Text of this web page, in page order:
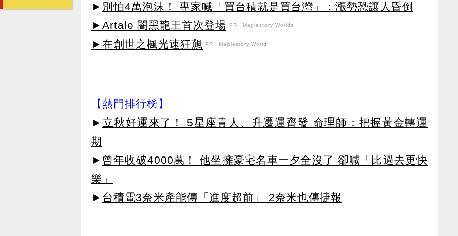
► 別怕4萬泡沫！ 專家喊「買台積就是買台灣」：漲勢恐讓人昏倒
►Artale 闇黑龍王首次登場
PR・Maplestory Worlds
►在創世之楓光速狂飆 PR・Maplestory World
【熱門排行榜】
► 立秋好運來了！ 5星座貴人、升遷運齊發 命理師：把握黃金轉運
期
► 曾年收破4000萬！ 他坐擁豪宅名車一夕全沒了 卻喊「比過去更快
樂」
► 台積電3奈米產能傳「進度超前」 2奈米也傳捷報